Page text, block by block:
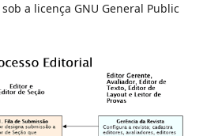
sob a licença GNU General Public